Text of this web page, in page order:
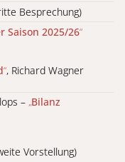
Besprechung)
Saison 2025/26“
“, Richard Wagner
– „Bilanz
Vorstellung)